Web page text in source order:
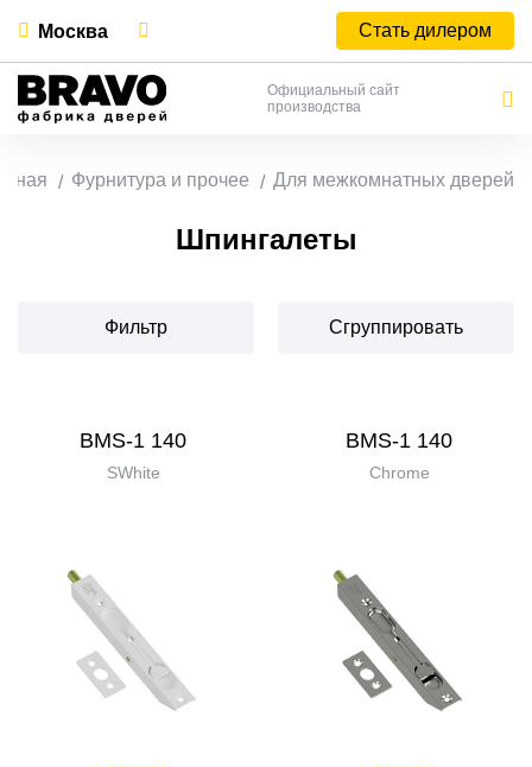
Москва Стать дилером
Официальный сайт
производства
Фурнитура и прочее Для межкомнатных дверей
Шпингалеты
Фильтр Сгруппировать
BMS-1 140
SWhite
BMS-1 140
Chrome